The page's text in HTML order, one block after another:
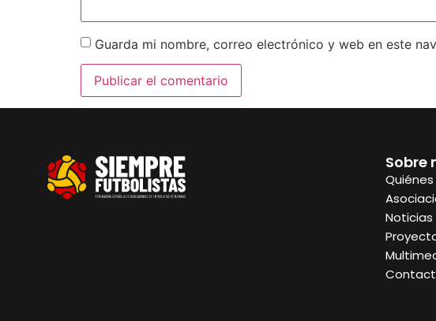
Guarda mi nombre, correo electrónico y web en este
Sobre
Noticias